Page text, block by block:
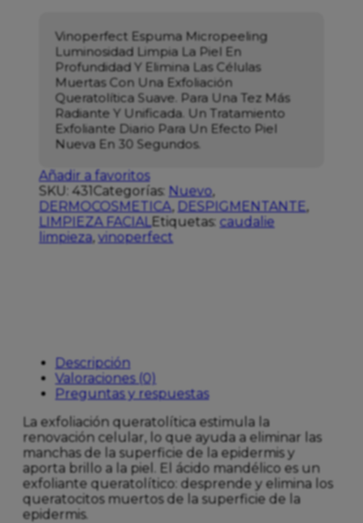
Vinoperfect Espuma Micropeeling
Luminosidad Limpia La Piel En
Profundidad Y Elimina Las Células
Muertas Con Una Exfoliación
Queratolítica Suave. Para Una Tez Más
Radiante Y Unificada. Un Tratamiento
Exfoliante Diario Para Un Efecto Piel
Nueva En 30 Segundos.
Añadir a favoritos
SKU: 431Categorías: Nuevo,
DERMOCOSMETICA, DESPIGMENTANTE,
LIMPIEZA FACIALEtiquetas: caudalie
limpieza, vinoperfect
Descripción
Valoraciones (0)
Preguntas y respuestas
La exfoliación queratolítica estimula la
renovación celular, lo que ayuda a eliminar las
manchas de la superficie de la epidermis y
aporta brillo a la piel. El ácido mandélico es un
exfoliante queratolítico: desprende y elimina los
queratocitos muertos de la superficie de la
epidermis.